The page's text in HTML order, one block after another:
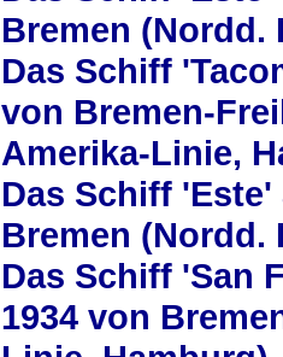
Bremen (Nordd.
Das Schiff
von Bremen-
Amerika-Linie,
Das Schiff 'Este'
Bremen (Nordd.
Das Schiff 'San
1934 von